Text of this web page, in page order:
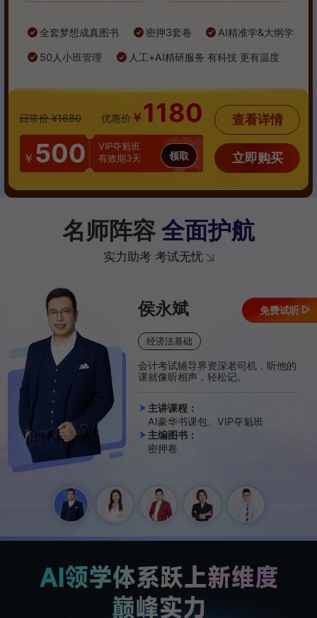
全套梦想成真图书 密押3套卷 AI精准学&大纲学
50人小班管理 人工+AI精研服务 有科技 更有温度
日常价 ¥1680优惠价 ￥ 1180
￥ 500
VIP夺魁班
有效期3天
领取
查看详情
立即购买
名师阵容 全面护航
实力助考 考试无忧
侯永斌
经济法基础
会计考试辅导界资深老司机，听他的
课就像听相声，轻松记。
主讲课程：
AI豪华书课包、VIP夺魁班
主编图书：
密押卷
免费试听